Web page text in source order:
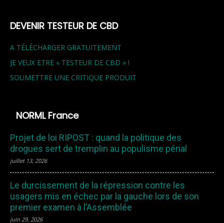
DEVENIR TESTEUR DE CBD
A TÉLÉCHARGER GRATUITEMENT
JE VEUX ETRE « TESTEUR DE CBD » !
SOUMETTRE UNE CRITIQUE PRODUIT
NORML France
Projet de loi RIPOST : quand la politique des
drogues sert de tremplin au populisme pénal
juillet 13, 2026
Le durcissement de la répression contre les
usagers mis en échec par la gauche lors de son
premier examen à l’Assemblée
juin 29, 2026